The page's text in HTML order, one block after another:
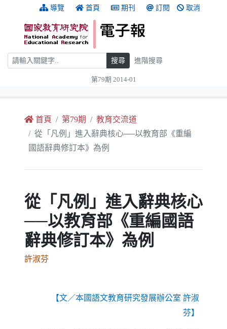
跳到主要內容 導覽 首頁 期刊 訂閱 取消
搜尋 搜尋 進階搜尋
第79期 2014-01
首頁 第79期
教育交流道
從「凡例」進入辭典核心──以教育部《重編
國語辭典修訂本》為例
從「凡例」進入辭典核心
──以教育部《重編國語
辭典修訂本》為例
許淑芬
【文／本國語文教育研究發展辦公室 許淑
芬】